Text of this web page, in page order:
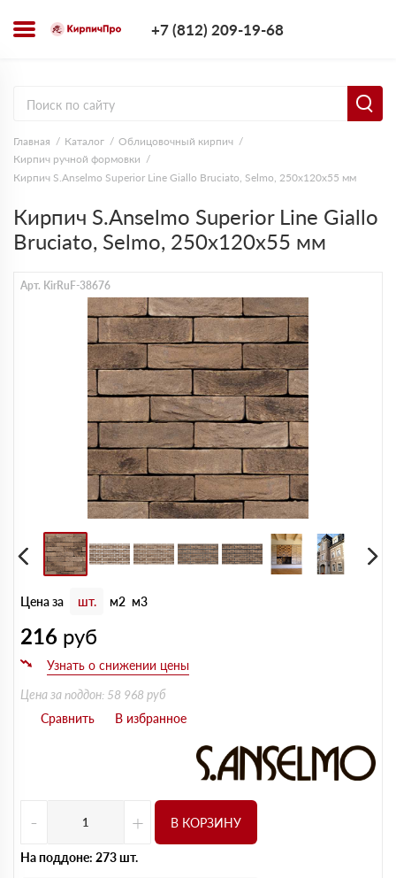
+7 (812) 209-19-68
Главная Каталог
Облицовочный кирпич
Кирпич ручной формовки
Кирпич S.Anselmo Superior Line Giallo Bruciato, Selmo, 250х120х55 мм
Кирпич S.Anselmo Superior Line Giallo
Bruciato, Selmo, 250х120х55 мм
Арт. KirRuF-38676
Цена за шт. м2 м3
216 руб
Цена за поддон: 58 968 руб
- + В КОРЗИНУ
На поддоне: 273 шт.